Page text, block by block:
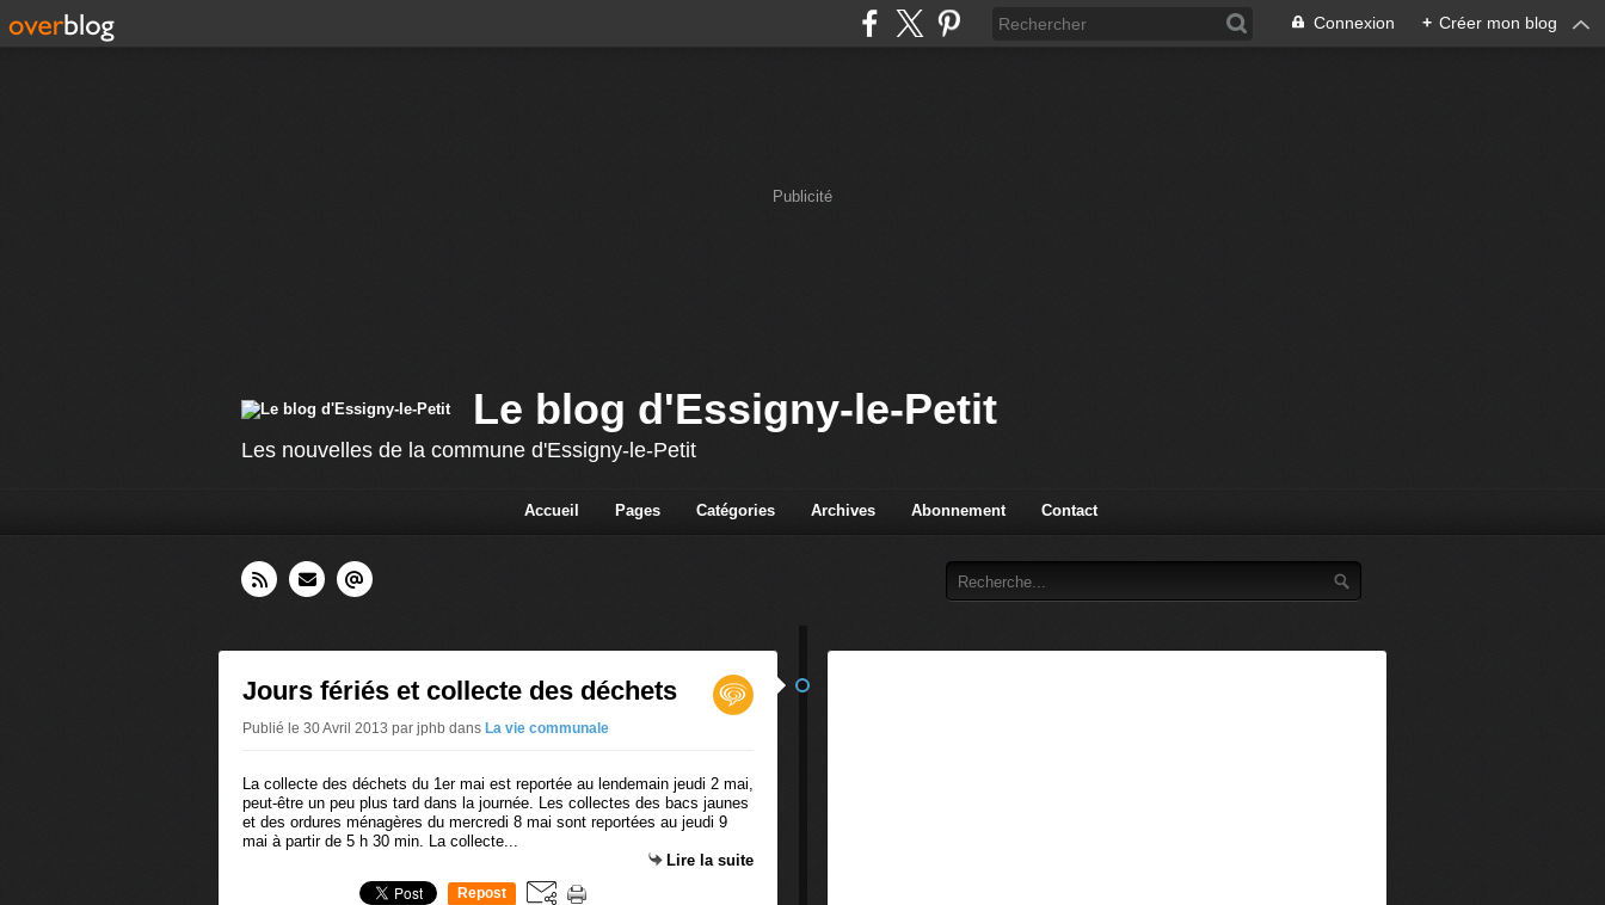
Connexion + Créer mon blog
Publicité
Le blog d'Essigny-le-Petit
Les nouvelles de la commune d'Essigny-le-Petit
Accueil Pages Catégories Archives Abonnement Contact
Jours fériés et collecte des déchets
Publié le 30 Avril 2013 par jphb dans La vie communale
La collecte des déchets du 1er mai est reportée au lendemain jeudi 2 mai,
peut-être un peu plus tard dans la journée. Les collectes des bacs jaunes
et des ordures ménagères du mercredi 8 mai sont reportées au jeudi 9
mai à partir de 5 h 30 min. La collecte...
Lire la suite
Repost